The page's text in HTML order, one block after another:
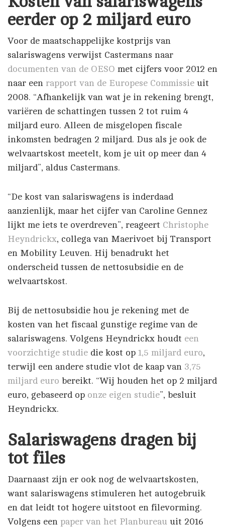
eerder op 2 miljard euro
Voor de maatschappelijke kostprijs van
salariswagens verwijst Castermans naar
documenten van de OESO met cijfers voor 2012 en
naar een rapport van de Europese Commissie uit
2008. “Afhankelijk van wat je in rekening brengt,
variëren de schattingen tussen 2 tot ruim 4
miljard euro. Alleen de misgelopen fiscale
inkomsten bedragen 2 miljard. Dus als je ook de
welvaartskost meetelt, kom je uit op meer dan 4
miljard”, aldus Castermans.
“De kost van salariswagens is inderdaad
aanzienlijk, maar het cijfer van Caroline Gennez
lijkt me iets te overdreven”, reageert Christophe
Heyndrickx, collega van Maerivoet bij Transport
en Mobility Leuven. Hij benadrukt het
onderscheid tussen de nettosubsidie en de
welvaartskost.
Bij de nettosubsidie hou je rekening met de
kosten van het fiscaal gunstige regime van de
salariswagens. Volgens Heyndrickx houdt een
voorzichtige studie die kost op 1,5 miljard euro,
terwijl een andere studie vlot de kaap van 3,75
miljard euro bereikt. “Wij houden het op 2 miljard
euro, gebaseerd op onze eigen studie”, besluit
Heyndrickx.
Salariswagens dragen bij
tot files
Daarnaast zijn er ook nog de welvaartskosten,
want salariswagens stimuleren het autogebruik
en dat leidt tot hogere uitstoot en filevorming.
Volgens een paper van het Planbureau uit 2016